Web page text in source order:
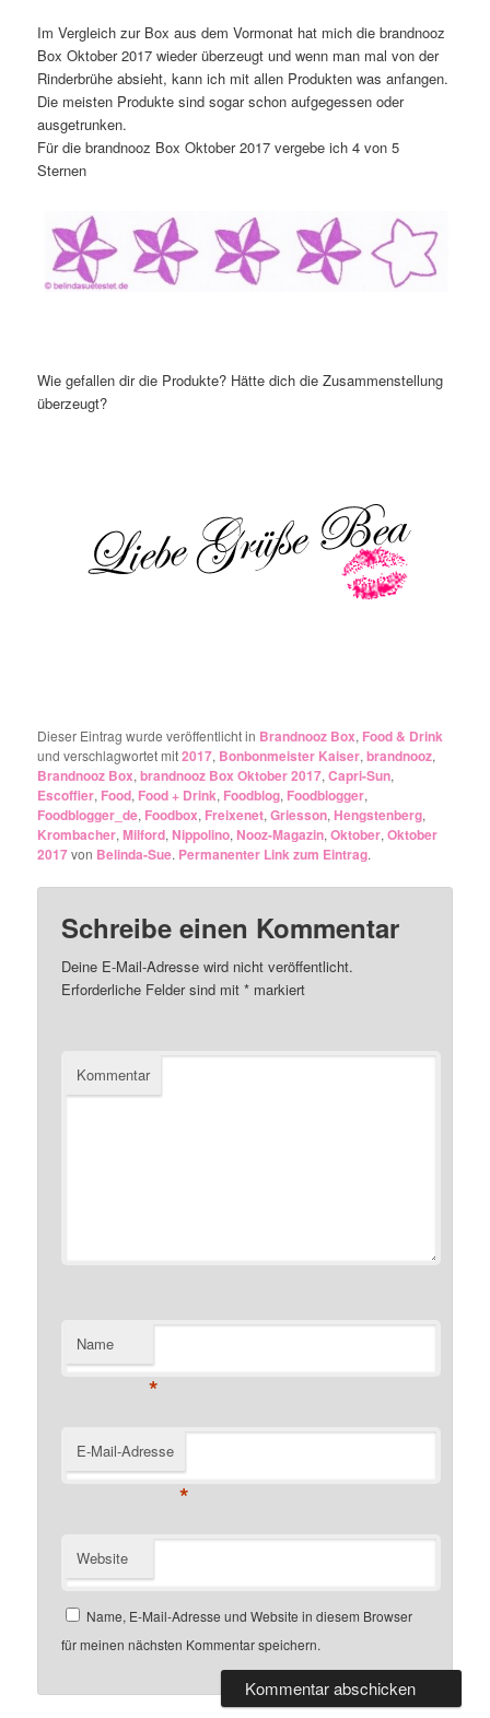
Im Vergleich zur Box aus dem Vormonat hat mich die brandnooz
Box Oktober 2017 wieder überzeugt und wenn man mal von der
Rinderbrühe absieht, kann ich mit allen Produkten was anfangen.
Die meisten Produkte sind sogar schon aufgegessen oder
ausgetrunken.
Für die brandnooz Box Oktober 2017 vergebe ich 4 von 5
Sternen
Wie gefallen dir die Produkte? Hätte dich die Zusammenstellung
überzeugt?
Dieser Eintrag wurde veröffentlicht in Brandnooz Box, Food & Drink
und verschlagwortet mit2017, Bonbonmeister Kaiser,brandnooz,
Brandnooz Box,brandnooz Box Oktober 2017,Capri-Sun,
Escoffier, Food, Food + Drink, Foodblog, Foodblogger,
Foodblogger_de, Foodbox, Freixenet,Griesson,Hengstenberg,
Krombacher,Milford,Nippolino,Nooz-Magazin,Oktober,Oktober
2017von Belinda-Sue. Permanenter Link zum Eintrag.
Schreibe einen Kommentar
Deine E-Mail-Adresse wird nicht veröffentlicht.
Erforderliche Felder sind mit* markiert
Kommentar
Name
*
E-Mail-Adresse
*
Website
Name, E-Mail-Adresse und Website in diesem Browser
für meinen nächsten Kommentar speichern.